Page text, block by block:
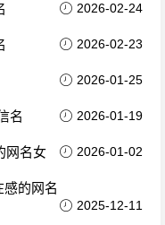
2026-02-24
2026-02-23
2026-01-25
名 2026-01-19
网名女 2026-01-02
的网名
2025-12-11